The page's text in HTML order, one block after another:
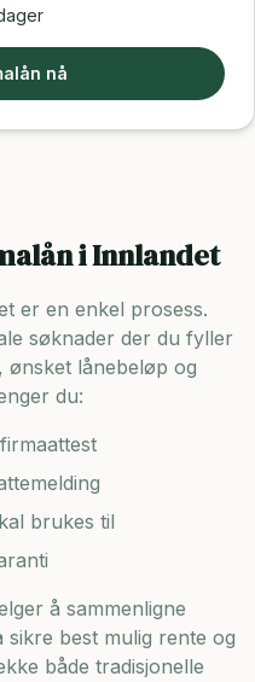
nå
iInnlandet
er en enkel prosess.
søknader der du fyller
ønsket lånebeløp og
du:
brukes til
å sammenligne
best mulig rente og
både tradisjonelle